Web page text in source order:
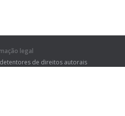
legal
detentores de direitos autorais